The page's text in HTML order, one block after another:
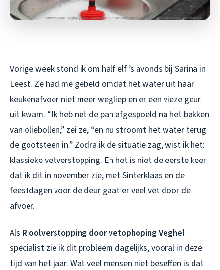
Vorige week stond ik om half elf ’s avonds bij Sarina in
Leest. Ze had me gebeld omdat het water uit haar
keukenafvoer niet meer wegliep en er een vieze geur
uit kwam. “Ik heb net de pan afgespoeld na het bakken
van oliebollen,” zei ze, “en nu stroomt het water terug
de gootsteen in.” Zodra ik de situatie zag, wist ik het:
klassieke vetverstopping. En het is niet de eerste keer
dat ik dit in november zie, met Sinterklaas en de
feestdagen voor de deur gaat er veel vet door de
afvoer.
Als Rioolverstopping door vetophoping Veghel
specialist zie ik dit probleem dagelijks, vooral in deze
tijd van het jaar. Wat veel mensen niet beseffen is dat